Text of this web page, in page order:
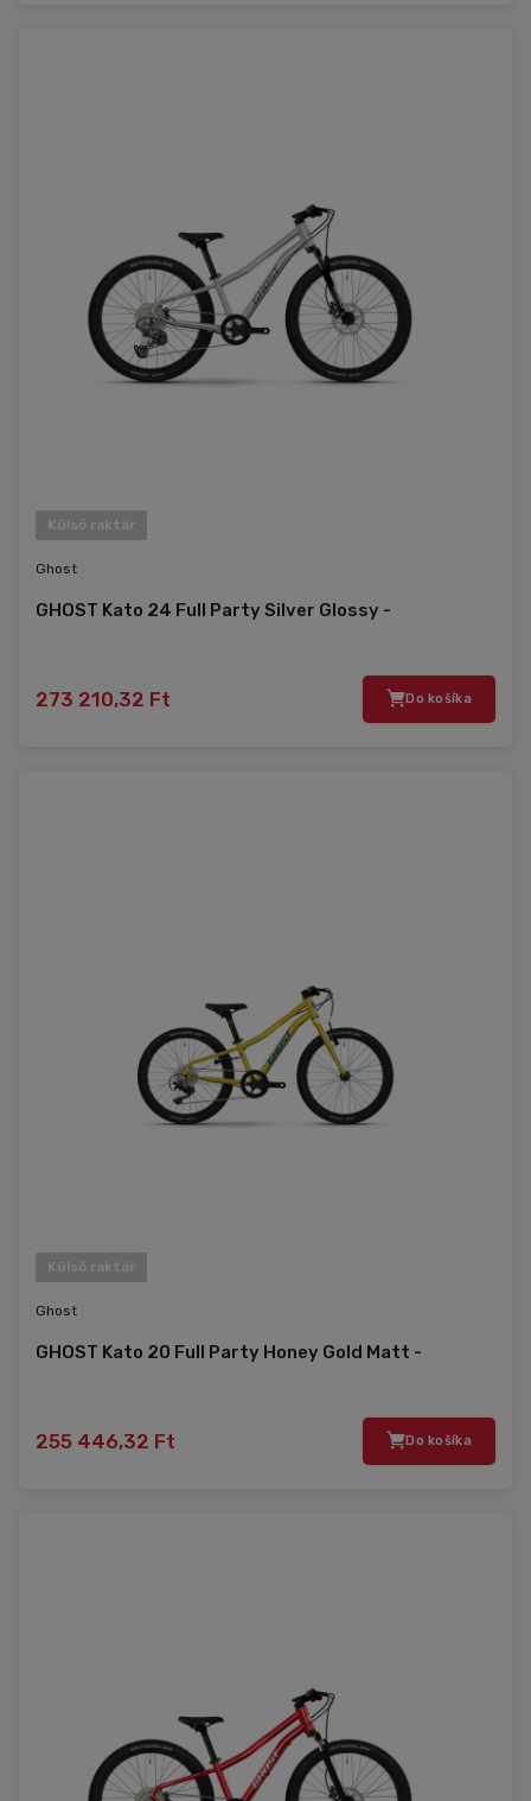
Külső raktár
Ghost
GHOST Kato 24 Full Party Silver Glossy -
273 210,32 Ft Do košíka
Külső raktár
Ghost
GHOST Kato 20 Full Party Honey Gold Matt -
255 446,32 Ft Do košíka